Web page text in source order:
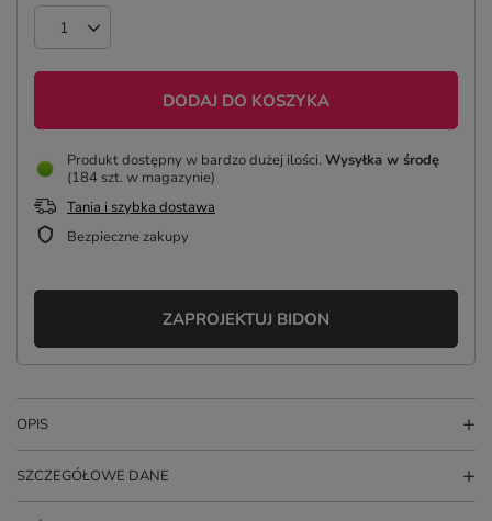
DODAJ DO KOSZYKA
Produkt dostępny w bardzo dużej ilości Wysyłka w środę
(184 szt. w magazynie)
Tania i szybka dostawa
Bezpieczne zakupy
ZAPROJEKTUJ BIDON
OPIS
SZCZEGÓŁOWE DANE